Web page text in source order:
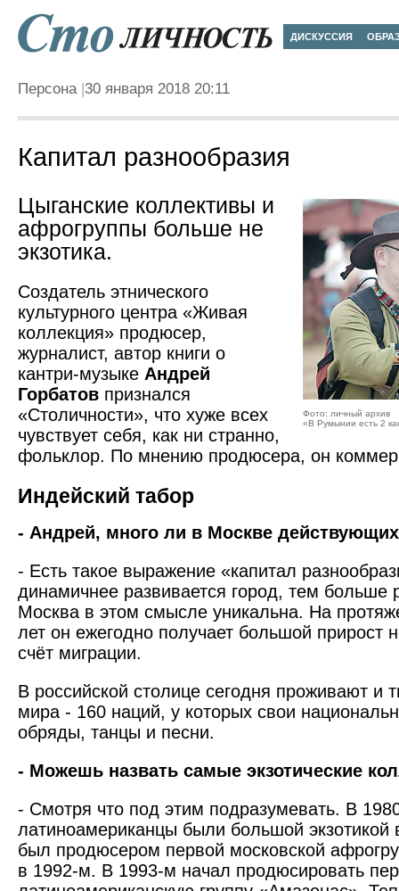
ДИСКУССИЯ
Персона 30 января 2018 20:11
Капитал разнообразия
Фото: личный архив
«В Румынии есть 2
Цыганские коллективы и
афрогруппы больше не
экзотика.
Создатель этнического
культурного центра «Живая
коллекция» продюсер,
журналист, автор книги о
кантри-музыке Андрей
Горбатов признался
«Столичности», что хуже всех
чувствует себя, как ни странно,
фольклор. По мнению продюсера, он
Индейский табор
- Андрей, много ли в Москве
- Есть такое выражение «капитал
динамичнее развивается город, тем больше
Москва в этом смысле уникальна. На
лет он ежегодно получает большой прирост
счёт миграции.
В российской столице сегодня проживают и
мира - 160 наций, у которых свои
обряды, танцы и песни.
- Можешь назвать самые экзотические
- Смотря что под этим подразумевать. В
латиноамериканцы были большой экзотикой
был продюсером первой московской
в 1992-м. В 1993-м начал продюсировать